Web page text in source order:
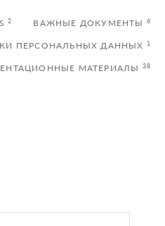
2 ВАЖНЫЕ ДОКУМЕНТЫ 6
ПЕРСОНАЛЬНЫХ ДАННЫХ 1
МАТЕРИАЛЫ 38